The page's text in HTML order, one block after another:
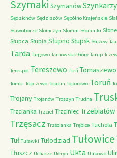
Szymaki Szymanów
Sędzichów Sędziszów Sępólno Krajeńskie
Sławoborze Słomczyn Słomin Słomniki
Słupca Słupia Słupno Słupsk Służew
Tarda Targowo Tarnowskie Góry Tarup
Terespol Tereszewo Tleń Tomaszewo
Tomki Topczewo Topolin Toporowo Toruń
Trojany Trojanów Troszyn Trudna
Trzcianka Trzciel Trzciniec Trzebiatów
Trzęsacz Trzścianka Trębice Tuchola
Tuł Tuławki Tułodziad Tułowice
Tłuszcz Uchacze Udryn Ukta Ulikowo